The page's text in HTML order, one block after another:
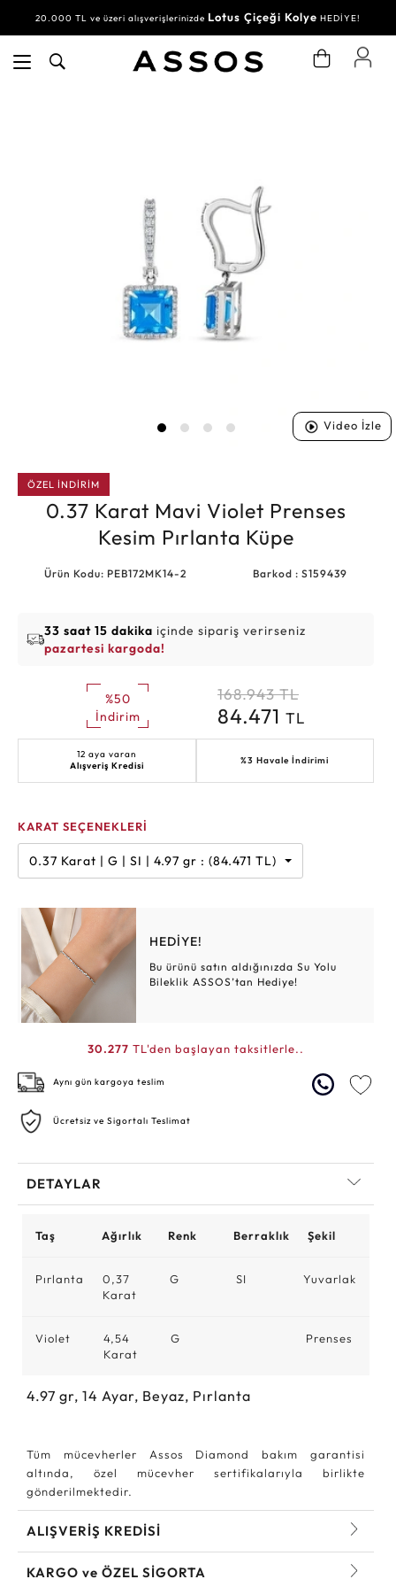
20.000 TL ve üzeri alışverişlerinizde Lotus Çiçeği Kolye HEDİYE!
Video İzle
ÖZEL İNDİRİM
0.37 Karat Mavi Violet Prenses
Kesim Pırlanta Küpe
Ürün Kodu: PEB172MK14-2 Barkod : S159439
33 saat 15 dakika içinde sipariş verirseniz
pazartesi kargoda!
%50
İndirim
168.943 TL
84.471 TL
12 aya varan
Alışveriş Kredisi
%3 Havale İndirimi
KARAT SEÇENEKLERİ
0.37 Karat | G | SI | 4.97 gr : (84.471 TL)
HEDİYE!
Bu ürünü satın aldığınızda Su Yolu
Bileklik ASSOS’tan Hediye!
30.277 TL'den başlayan taksitlerle..
Aynı gün kargoya teslim
Ücretsiz ve Sigortalı Teslimat
DETAYLAR
Taş Ağırlık Renk Berraklık Şekil
Pırlanta
0,37
Karat
G SI Yuvarlak
Violet
4,54
Karat
G Prenses
4.97 gr, 14 Ayar, Beyaz, Pırlanta
Tüm mücevherler Assos Diamond bakım garantisi
altında, özel mücevher sertifikalarıyla birlikte
gönderilmektedir.
ALIŞVERİŞ KREDİSİ
KARGO ve ÖZEL SİGORTA